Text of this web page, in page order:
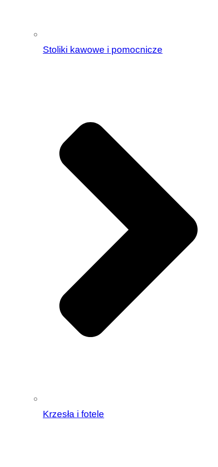
Stoliki kawowe i pomocnicze
Krzesła i fotele